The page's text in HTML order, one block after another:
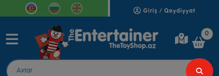
Giriş / Qeydiyyat
0